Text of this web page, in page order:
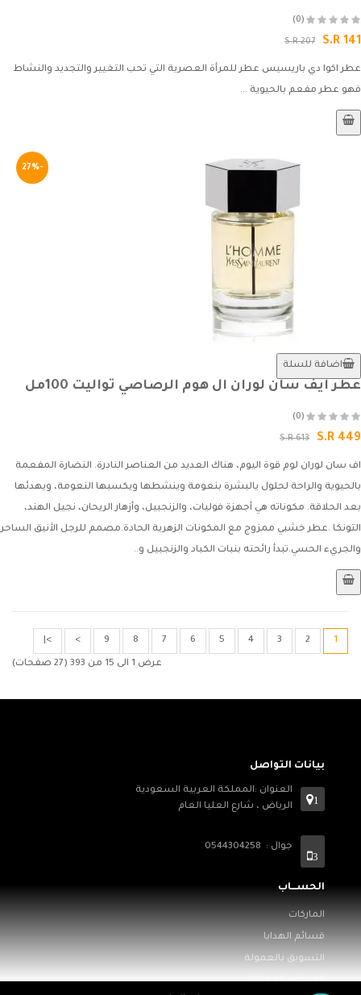
(0)
S.R 141
S.R 207
عطر اكوا دي باريسيس عطر للمرأة العصرية التي تحب التغيير والتجديد والنشاط
فهو عطر مفعم بالحيوية ...
-27%
اضافة للسلة
عطر ايف سان لوران ال هوم الرصاصي تواليت 100مل
(0)
S.R 449
S.R 613
اف سان لوران لوم قوة اليوم، هناك العديد من العناصر النادرة. النضارة المفعمة
بالحيوية والراحة لحلول يالبشرة بنعومة وينشطها ويكسبها النعومة، ويهدئها
بعد الحلاقة. مكوناته هي أجهزة فوليات، والزنجبيل، وأزهار الريحان، نجيل الهند،
التونكا .عطر خشبي ممزوج مع المكونات الزهرية الحادة.مصمم للرجل الأنيق الساحر
والجريء الحسي.تبدأ رائحته بنبات الكباد والزنجبيل و..
1
2
3
4
5
6
7
8
9
>
>|
عرض 1 الى 15 من 393 (27 صفحات)
بيانات التواصل
1
العنوان :المملكة العربية السعودية
الرياض ، شارع العليا العام
3
جوال : 0544304258
الحســـاب
الماركات
قسائم الهدايا
التسويق بالعمولة
العروض المميزة